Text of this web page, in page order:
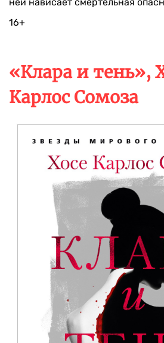
16+
«Клара и тень»,
Карлос Сомоза